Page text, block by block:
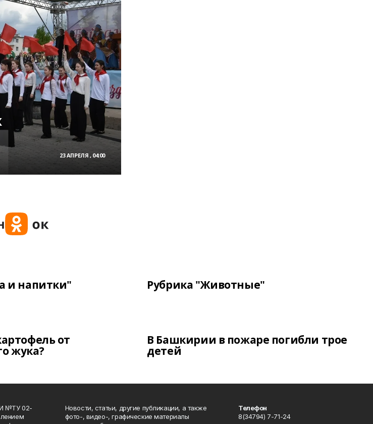
23 АПРЕЛЯ , 04:00
и напитки" Рубрика "Животные"
от
жука?
В Башкирии в пожаре погибли трое
детей
№ТУ 02-
Новости, статьи, другие публикации, а также
фото-, видео-, графические материалы
Телефон
8(34794) 7-71-24